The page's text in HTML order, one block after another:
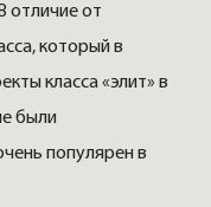
отличие от
который в
класса «элит» в
были
популярен в